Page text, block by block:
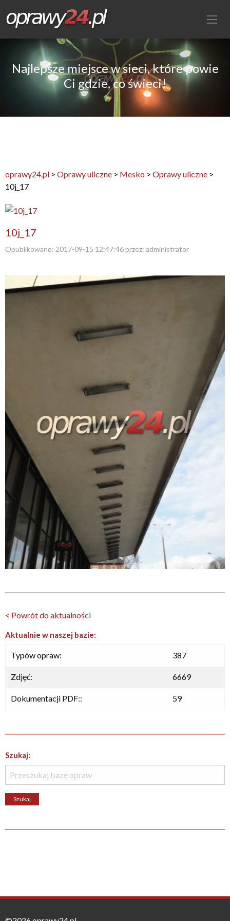
Najlepsze miejsce w sieci, które powie
Ci gdzie, co świeci!
oprawy24.pl > Oprawy uliczne > Mesko > Oprawy uliczne >
10j_17
10j_17
Opublikowano: 2017-09-15 12:47:46przez: administrator
< Powrót do aktualności
Aktualnie w naszej bazie:
Typów opraw: 387
Zdjęć: 6669
Dokumentacji PDF:: 59
Szukaj: